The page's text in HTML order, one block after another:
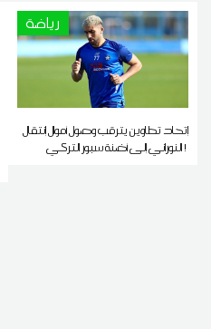
رياضة
إتحاد تطاوين يترقب وصول أموال إنتقال
النوراني إلى أضنة سبور التركي !